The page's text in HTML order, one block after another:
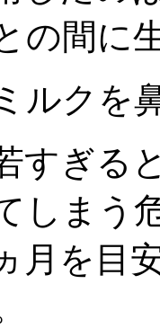
の間に
ルクを
すぎる
しまう
月を目